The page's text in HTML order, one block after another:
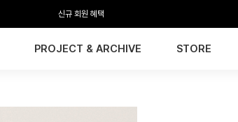
신규 회원 혜택
PROJECT & ARCHIVE STORE